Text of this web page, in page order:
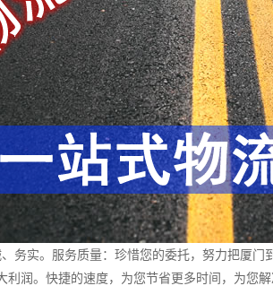
实。服务质量：珍惜您的委托，努力把厦门
利润。快捷的速度，为您节省更多时间，为您